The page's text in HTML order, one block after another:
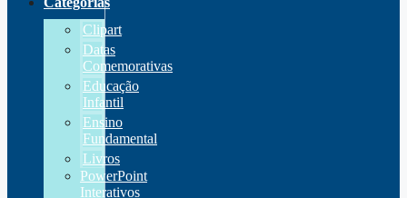
Clipart
Datas
Comemorativas
Educação
Infantil
Ensino
Fundamental
Livros
PowerPoint
Interativos